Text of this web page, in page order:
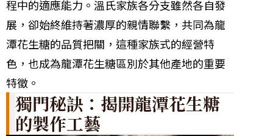
程中的適應能力。溫氏家族各分支雖然各自發
展，卻始終維持著濃厚的親情聯繫，共同為龍
潭花生糖的品質把關，這種家族式的經營特
色，也成為龍潭花生糖區別於其他產地的重要
特徵。
獨門秘訣：揭開龍潭花生糖
的製作工藝